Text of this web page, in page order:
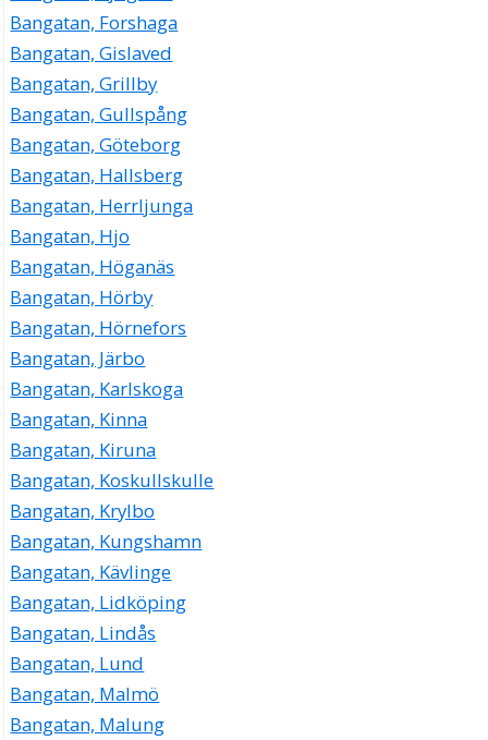
Bangatan, Forshaga
Bangatan, Gislaved
Bangatan, Grillby
Bangatan, Gullspång
Bangatan, Göteborg
Bangatan, Hallsberg
Bangatan, Herrljunga
Bangatan, Hjo
Bangatan, Höganäs
Bangatan, Hörby
Bangatan, Hörnefors
Bangatan, Järbo
Bangatan, Karlskoga
Bangatan, Kinna
Bangatan, Kiruna
Bangatan, Koskullskulle
Bangatan, Krylbo
Bangatan, Kungshamn
Bangatan, Kävlinge
Bangatan, Lidköping
Bangatan, Lindås
Bangatan, Lund
Bangatan, Malmö
Bangatan, Malung